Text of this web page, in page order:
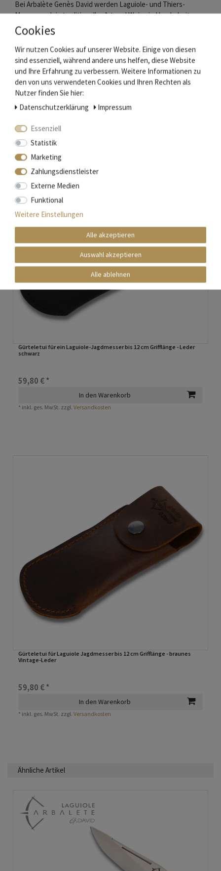
Bei Arbalète Genès David werden Laguiole- und Thiers-
Messer noch in traditioneller Art und Weise in Handarbeit
hergestellt. Die gesamte Produktion aller Teile findent zu
100% in Frankreich statt.
Das charakteristische Logo mit der Armbrust bürgt für hohe
Qualität und Bewahrung der Tradition.
Mehr Informationen zum EU Verantwortlichen »
Zubehör
Gürteletui für ein Laguiole-Jagdmesser bis 12 cm Grifflänge - Leder
schwarz
59,80 € *
In den Warenkorb
* inkl. ges. MwSt. zzgl.Versandkosten
Gürteletui für Laguiole Jagdmesser bis 12 cm Grifflänge - braunes
Vintage-Leder
59,80 € *
In den Warenkorb
* inkl. ges. MwSt. zzgl.Versandkosten
Ähnliche Artikel
Cookies
Wir nutzen Cookies auf unserer Website. Einige von diesen
sind essenziell, während andere uns helfen, diese Website
und Ihre Erfahrung zu verbessern. Weitere Informationen zu
den von uns verwendeten Cookies und Ihren Rechten als
Nutzer finden Sie hier:
Daten­schutz­erklärung
Impressum
Essenziell
Statistik
Marketing
Zahlungsdienstleister
Externe Medien
Funktional
Weitere Einstellungen
Alle akzeptieren
Auswahl akzeptieren
Alle ablehnen